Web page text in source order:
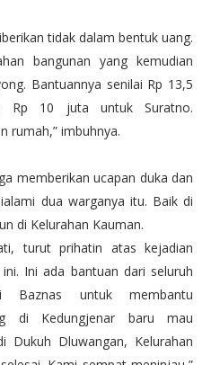
tidak dalam bentuk uang.
bangunan yang kemudian
Bantuannya senilai Rp 13,5
Rp 10 juta untuk Suratno.
rumah,” imbuhnya.
memberikan ucapan duka dan
dua warganya itu. Baik di
di Kelurahan Kauman.
turut prihatin atas kejadian
Ini ada bantuan dari seluruh
untuk membantu
di Kedungjenar baru mau
Dukuh Dluwangan, Kelurahan